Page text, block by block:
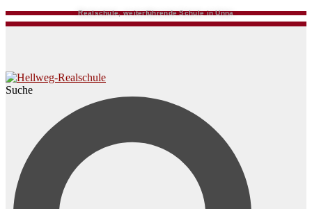
Realschule, weiterführende Schule in Unna
Suche